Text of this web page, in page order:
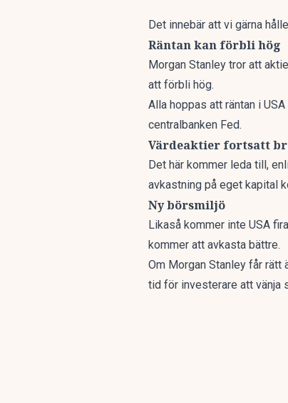
Det innebär att vi gärna
Räntan kan förbli hög
Morgan Stanley tror att
att förbli hög.
Alla hoppas att räntan i
centralbanken Fed.
Värdeaktier fortsatt
Det här kommer leda till,
avkastning på eget kapital
Ny börsmiljö
Likaså kommer inte USA
kommer att avkasta bättre.
Om Morgan Stanley får rätt
tid för investerare att vänja